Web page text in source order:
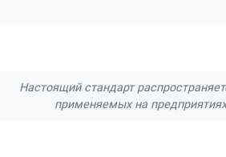
Настоящий стандарт
применяемых на